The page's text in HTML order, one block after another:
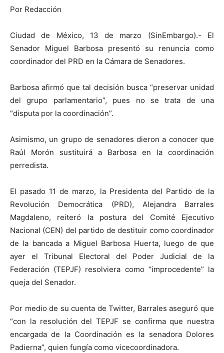
Por Redacción
Ciudad de México, 13 de marzo (SinEmbargo).- El
Senador Miguel Barbosa presentó su renuncia como
coordinador del PRD en la Cámara de Senadores.
Barbosa afirmó que tal decisión busca “preservar unidad
del grupo parlamentario”, pues no se trata de una
“disputa por la coordinación”.
Asimismo, un grupo de senadores dieron a conocer que
Raúl Morón sustituirá a Barbosa en la coordinación
perredista.
El pasado 11 de marzo, la Presidenta del Partido de la
Revolución Democrática (PRD), Alejandra Barrales
Magdaleno, reiteró la postura del Comité Ejecutivo
Nacional (CEN) del partido de destituir como coordinador
de la bancada a Miguel Barbosa Huerta, luego de que
ayer el Tribunal Electoral del Poder Judicial de la
Federación (TEPJF) resolviera como “improcedente” la
queja del Senador.
Por medio de su cuenta de Twitter, Barrales aseguró que
“con la resolución del TEPJF se confirma que nuestra
encargada de la Coordinación es la senadora Dolores
Padierna”, quien fungía como vicecoordinadora.